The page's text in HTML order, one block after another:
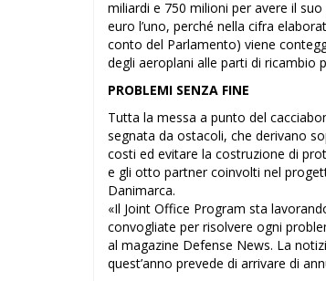
miliardi e 750 milioni per avere il
euro l’uno, perché nella cifra
conto del Parlamento) viene
degli aeroplani alle parti di ricambio
PROBLEMI SENZA FINE
Tutta la messa a punto del
segnata da ostacoli, che derivano
costi ed evitare la costruzione di
e gli otto partner coinvolti nel
Danimarca.
«Il Joint Office Program sta
convogliate per risolvere ogni
al magazine Defense News. La
quest’anno prevede di arrivare di